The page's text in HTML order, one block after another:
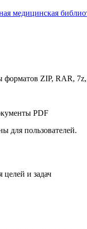
медицинская
форматов ZIP, RAR,
PDF
для пользователей.
и задач